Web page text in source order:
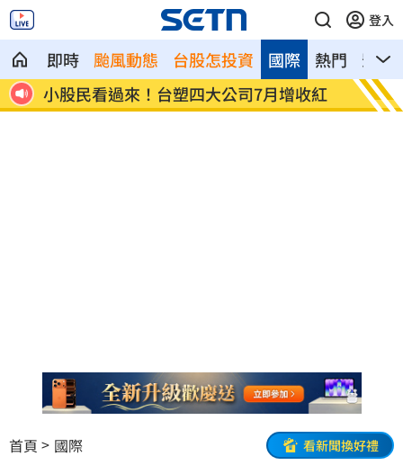
登入
即時 颱風動態 台股怎投資 熱門 影音
國際
愷樂認雙胞胎早產 激動：知道你們很努
力
視察
全
首頁 國際 看新聞換好禮